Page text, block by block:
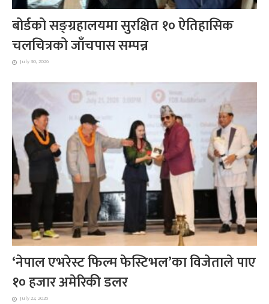
बोर्डको सङ्ग्रहालयमा सुरक्षित १० ऐतिहासिक
चलचित्रको जाँचपास सम्पन्न
July 30, 2026
‘नेपाल एभरेस्ट फिल्म फेस्टिभल’का विजेताले पाए
१० हजार अमेरिकी डलर
July 22, 2026